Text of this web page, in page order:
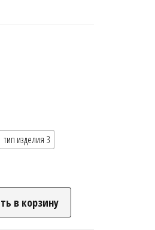
тип изделия 3
в корзину